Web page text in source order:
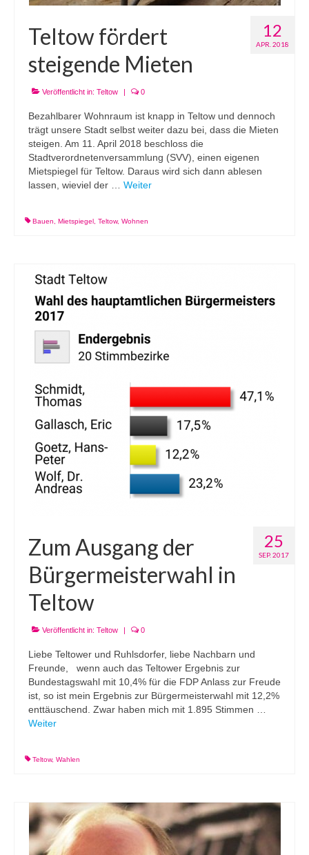
12
APR. 2018
Teltow fördert
steigende Mieten
Veröffentlicht in: Teltow | 0
Bezahlbarer Wohnraum ist knapp in Teltow und dennoch
trägt unsere Stadt selbst weiter dazu bei, dass die Mieten
steigen. Am 11. April 2018 beschloss die
Stadtverordnetenversammlung (SVV), einen eigenen
Mietspiegel für Teltow. Daraus wird sich dann ablesen
lassen, wieviel der … Weiter
Bauen Mietspiegel Teltow, Wohnen
25
SEP. 2017
Zum Ausgang der
Bürgermeisterwahl in
Teltow
Veröffentlicht in: Teltow | 0
Liebe Teltower und Ruhlsdorfer, liebe Nachbarn und
Freunde, wenn auch das Teltower Ergebnis zur
Bundestagswahl mit 10,4% für die FDP Anlass zur Freude
ist, so ist mein Ergebnis zur Bürgermeisterwahl mit 12,2%
enttäuschend. Zwar haben mich mit 1.895 Stimmen …
Weiter
Teltow, Wahlen